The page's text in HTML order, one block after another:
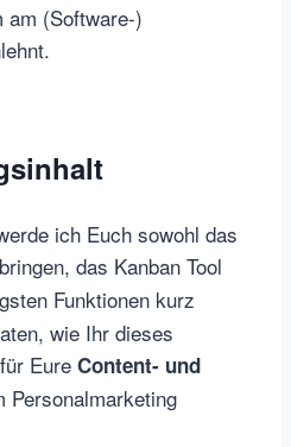
am (Software-)
ich Euch sowohl das
das Kanban Tool
Funktionen kurz
wie Ihr dieses
Eure Content- und
Personalmarketing